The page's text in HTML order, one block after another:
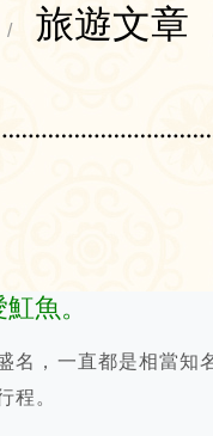
/ 旅遊文章
魚。
名，一直都是相當知
程。